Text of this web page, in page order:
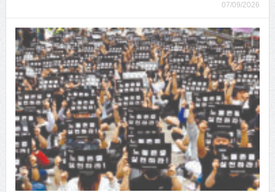
07/09/2026